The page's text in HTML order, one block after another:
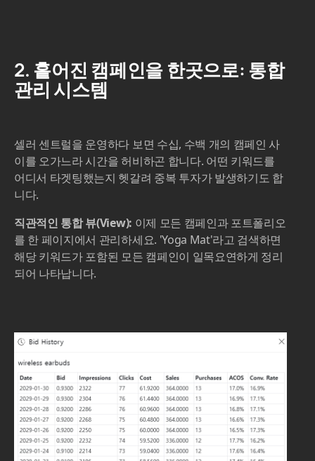
2. 흩어진 캠페인을 한곳으로: 통합
관리 시스템
셀러 센트럴을 운영하다 보면 수십, 수백 개의 캠페인 사
이를 오가느라 시간을 허비하곤 합니다. 어떤 키워드를
어디서 타겟팅했는지 헷갈려 중복 투자가 발생하기도 합
니다.
직관적인 통합 뷰(View): 이제 모든 캠페인과 포트폴리오
를 한 페이지에서 관리하세요. 'Yoga Mat'라고 검색하면
해당 키워드가 포함된 모든 캠페인이 일목요연하게 정리
되어 나타납니다.